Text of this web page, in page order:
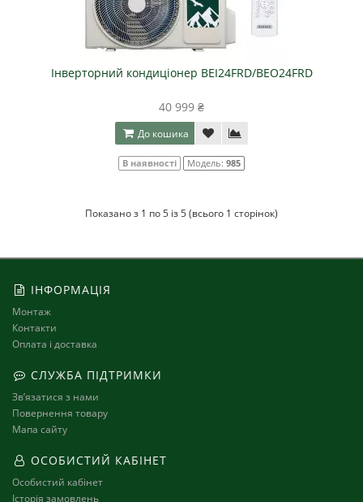
Інверторний кондиціонер BEI24FRD/BEO24FRD
40 999 ₴
До кошика
В наявності Модель: 985
Показано з 1 по 5 із 5 (всього 1 сторінок)
ІНФОРМАЦІЯ
Монтаж
Контакти
Оплата і доставка
СЛУЖБА ПІДТРИМКИ
Зв’язатися з нами
Повернення товару
Мапа сайту
ОСОБИСТИЙ КАБІНЕТ
Особистий кабінет
Історія замовлень